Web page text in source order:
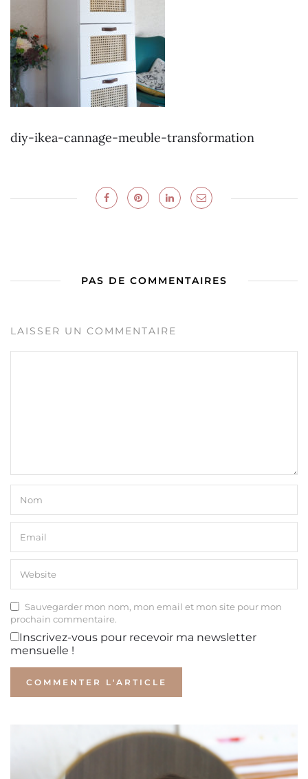
diy-ikea-cannage-meuble-transformation
PAS DE COMMENTAIRES
LAISSER UN COMMENTAIRE
Sauvegarder mon nom, mon email et mon site pour mon
prochain commentaire.
Inscrivez-vous pour recevoir ma newsletter
mensuelle !